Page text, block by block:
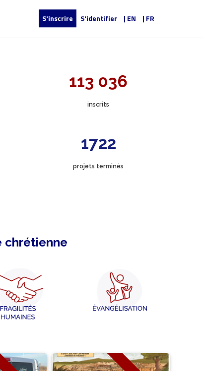
S'inscrire S'identifier | EN | FR
113 036
inscrits
1722
projets terminés
chrétienne